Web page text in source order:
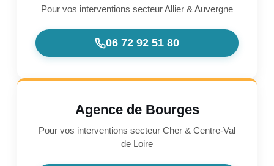
Pour vos interventions secteur Allier & Auvergne
06 72 92 51 80
Agence de Bourges
Pour vos interventions secteur Cher & Centre-Val
de Loire